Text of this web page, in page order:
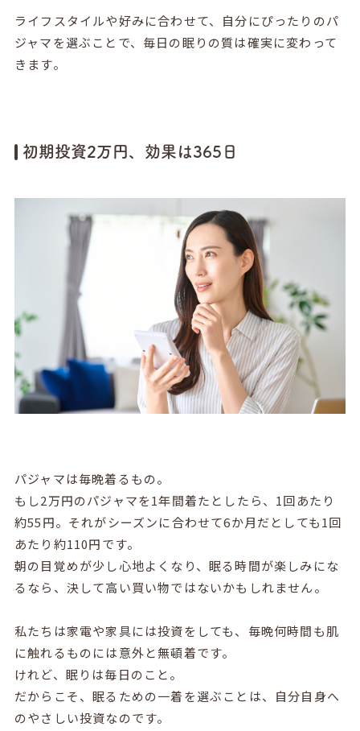
ライフスタイルや好みに合わせて、自分にぴったりのパ
ジャマを選ぶことで、毎日の眠りの質は確実に変わって
きます。
初期投資2万円、効果は365日
パジャマは毎晩着るもの。
もし2万円のパジャマを1年間着たとしたら、1回あたり
約55円。それがシーズンに合わせて6か月だとしても1回
あたり約110円です。
朝の目覚めが少し心地よくなり、眠る時間が楽しみにな
るなら、決して高い買い物ではないかもしれません。
私たちは家電や家具には投資をしても、毎晩何時間も肌
に触れるものには意外と無頓着です。
けれど、眠りは毎日のこと。
だからこそ、眠るための一着を選ぶことは、自分自身へ
のやさしい投資なのです。